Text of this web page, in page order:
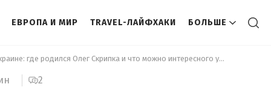
ЕВРОПА И МИР TRAVEL-ЛАЙФХАКИ БОЛЬШЕ
Далеко не в Украине: где родился Олег Скрипка и что можно интересного увидеть в его родных краях
2